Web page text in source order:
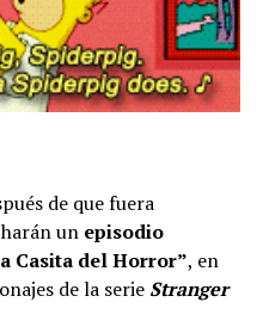
de que fuera
unepisodio
Casita del Horror”, en
de la serie Stranger